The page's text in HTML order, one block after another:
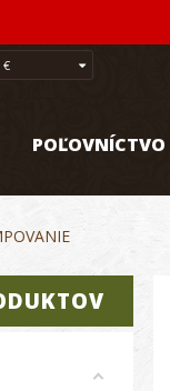
€
POĽOVNÍCTVO